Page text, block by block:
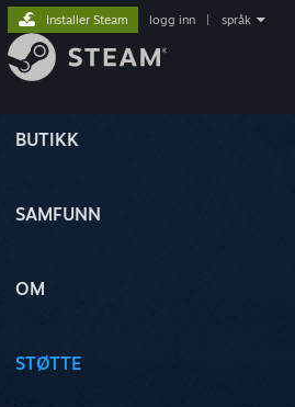
BUTIKK
SAMFUNN
OM
STØTTE
Installer Steam logg inn språk